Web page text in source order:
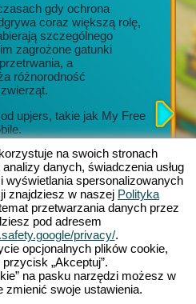
gdy ochrona
coraz większą rolę,
szczególnego
zagrożone gatunki
a
różnorodność
upjers, takie jak My Free
własnewirtualne zoo z
egzotycznych
twojej dyspozycji stoi
rodzajów
innych elementów gry.
✓
✓
✓
✓
i
✓
Z
Tym
stanie
na swoich stronach
danych, świadczenia usług
wyświetlania spersonalizowanych
znajdziesz w naszej Polityka
przetwarzania danych przez
pod adresem
privacy/.
opcjonalnych plików cookie,
„Akceptuj”.
na pasku narzędzi możesz w
zmienić swoje ustawienia.